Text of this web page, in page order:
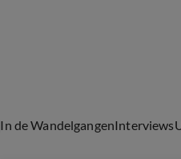
In de WandelgangenInterviews